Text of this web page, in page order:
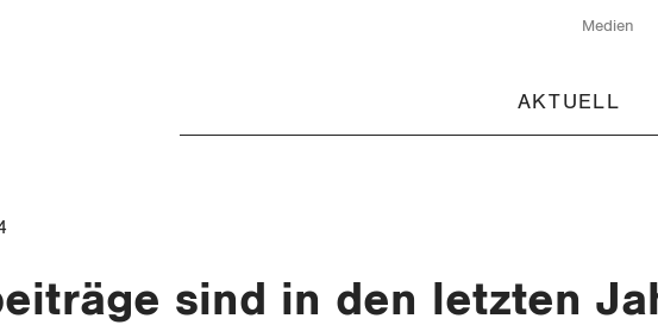
Medien
AKTUELL
sind in den letzten